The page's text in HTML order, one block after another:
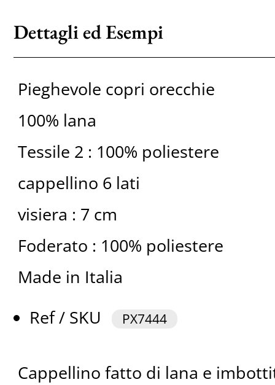
Dettagli ed Esempi
Pieghevole copri orecchie
100% lana
Tessile 2 : 100% poliestere
cappellino 6 lati
visiera : 7 cm
Foderato : 100% poliestere
Made in Italia
Ref / SKU
PX7444
Cappellino fatto di lana e